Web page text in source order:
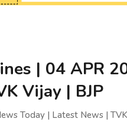
| 04 APR
Vijay | BJP
Today | Latest News |